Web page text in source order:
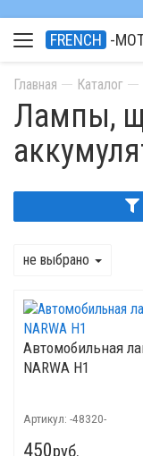
FRENCH -
Главная Каталог
Лампы,
не выбрано
Автомобильная
NARWA H1
Артикул: -48320-
450руб.